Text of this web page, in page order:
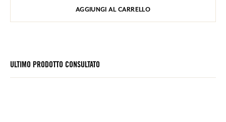
AGGIUNGI AL CARRELLO
ULTIMO PRODOTTO CONSULTATO